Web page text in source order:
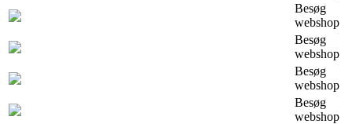
Besøg
webshop
Besøg
webshop
Besøg
webshop
Besøg
webshop